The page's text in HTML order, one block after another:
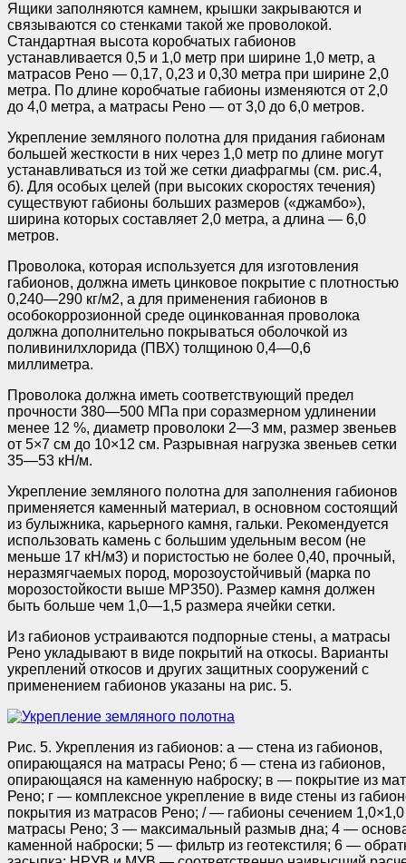
Ящики заполняются камнем, крышки закрываются и
связываются со стенками такой же проволокой.
Стандартная высота коробчатых габионов
устанавливается 0,5 и 1,0 метр при ширине 1,0 метр, а
матрасов Рено — 0,17, 0,23 и 0,30 метра при ширине 2,0
метра. По длине коробчатые габионы изменяются от 2,0
до 4,0 метра, а матрасы Рено — от 3,0 до 6,0 метров.
Укрепление земляного полотна для придания габионам
большей жесткости в них через 1,0 метр по длине могут
устанавливаться из той же сетки диафрагмы (см. рис.4,
б). Для особых целей (при высоких скоростях течения)
существуют габионы больших размеров («джамбо»),
ширина которых составляет 2,0 метра, а длина — 6,0
метров.
Проволока, которая используется для изготовления
габионов, должна иметь цинковое покрытие с плотностью
0,240—290 кг/м2, а для применения габионов в
особокоррозионной среде оцинкованная проволока
должна дополнительно покрываться оболочкой из
поливинилхлорида (ПВХ) толщиною 0,4—0,6
миллиметра.
Проволока должна иметь соответствующий предел
прочности 380—500 МПа при соразмерном удлинении
менее 12 %, диаметр проволоки 2—3 мм, размер звеньев
от 5×7 см до 10×12 см. Разрывная нагрузка звеньев сетки
35—53 кН/м.
Укрепление земляного полотна для заполнения габионов
применяется каменный материал, в основном состоящий
из булыжника, карьерного камня, гальки. Рекомендуется
использовать камень с большим удельным весом (не
меньше 17 кН/м3) и пористостью не более 0,40, прочный,
неразмягчаемых пород, морозоустойчивый (марка по
морозостойкости выше МР350). Размер камня должен
быть больше чем 1,0—1,5 размера ячейки сетки.
Из габионов устраиваются подпорные стены, а матрасы
Рено укладывают в виде покрытий на откосы. Варианты
укреплений откосов и других защитных сооружений с
применением габионов указаны на рис. 5.
Рис. 5. Укрепления из габионов: а — стена из габионов,
опирающаяся на матрасы Рено; б — стена из габионов,
опирающаяся на каменную наброску; в — покрытие из
Рено; г — комплексное укрепление в виде стены из
покрытия из матрасов Рено; / — габионы сечением
матрасы Рено; 3 — максимальный размыв дна; 4 —
каменной наброски; 5 — фильтр из геотекстиля; 6 —